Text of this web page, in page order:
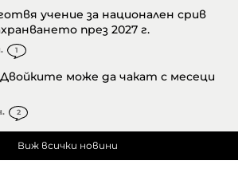
учение за национален срив
през 2027 г.
1
Двойките може да чакат с месеци
2
Виж всички новини